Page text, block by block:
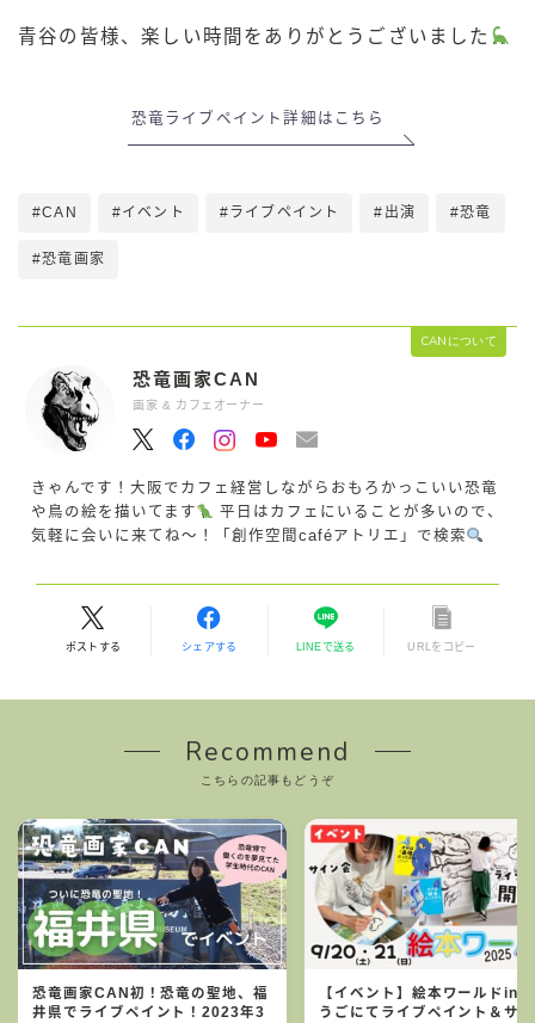
青谷の皆様、楽しい時間をありがとうございました
恐竜ライブペイント詳細はこちら
#CAN #イベント #ライブペイント #出演 #恐竜
#恐竜画家
CANについて
恐竜画家CAN
画家 & カフェオーナー
きゃんです！大阪でカフェ経営しながらおもろかっこいい恐竜
や鳥の絵を描いてます
平日はカフェにいることが多いので、
気軽に会いに来てね〜！「創作空間caféアトリエ」で検索
ポストする シェアする LINEで送る URLをコピー
Recommend
こちらの記事もどうぞ
恐竜画家CAN初！恐竜の聖地、福
井県でライブペイント！2023年3
【イベント】絵本ワールドin
うごにてライブペイント＆サ